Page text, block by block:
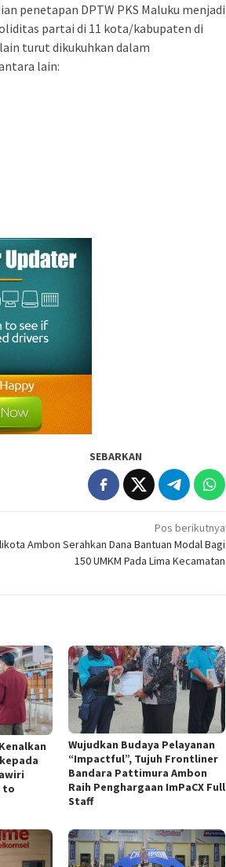
penetapan DPTW PKS Maluku menjadi
partai di 11 kota/kabupaten di
turut dikukuhkan dalam
lain:
SEBARKAN
Pos berikutnya
Ambon Serahkan Dana Bantuan Modal Bagi
150 UMKM Pada Lima Kecamatan
to
Wujudkan Budaya Pelayanan
“Impactful”, Tujuh Frontliner
Bandara Pattimura Ambon
Raih Penghargaan ImPaCX Full
Staff